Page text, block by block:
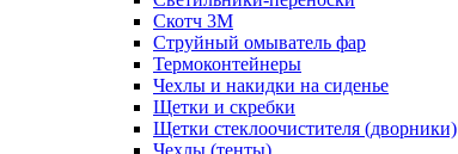
Скотч 3М
Струйный омыватель фар
Термоконтейнеры
Чехлы и накидки на сиденье
Щетки и скребки
Щетки стеклоочистителя (дворники)
Чехлы (тенты)